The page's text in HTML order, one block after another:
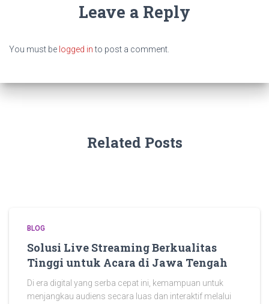
Leave a Reply
You must be logged into post a comment.
Related Posts
BLOG
Solusi Live Streaming Berkualitas
Tinggi untuk Acara di Jawa Tengah
Di era digital yang serba cepat ini, kemampuan untuk
menjangkau audiens secara luas dan interaktif melalui